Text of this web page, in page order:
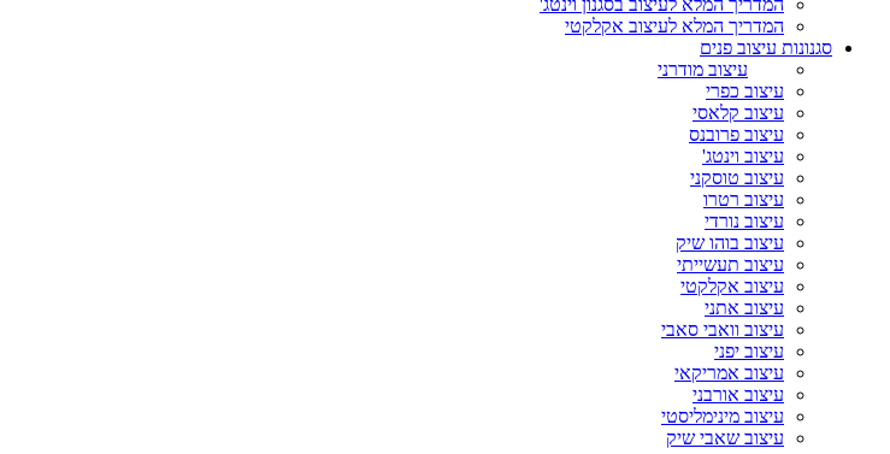
המדריך המלא לעיצוב בסגנון וינטג'
המדריך המלא לעיצוב אקלקטי
סגנונות עיצוב פנים
עיצוב מודרני
עיצוב כפרי
עיצוב קלאסי
עיצוב פרובנס
עיצוב וינטג'
עיצוב טוסקני
עיצוב רטרו
עיצוב נורדי
עיצוב בוהו שיק
עיצוב תעשייתי
עיצוב אקלקטי
עיצוב אתני
עיצוב וואבי סאבי
עיצוב יפני
עיצוב אמריקאי
עיצוב אורבני
עיצוב מינימליסטי
עיצוב שאבי שיק